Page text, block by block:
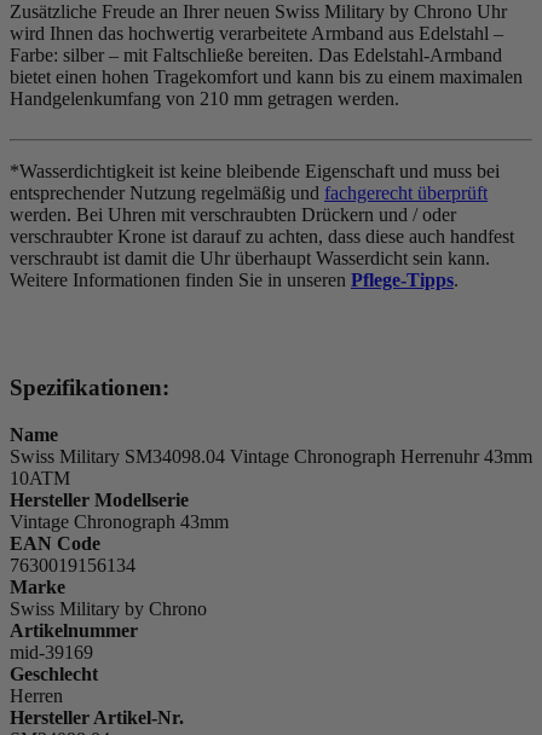
Zusätzliche Freude an Ihrer neuen Swiss Military by Chrono Uhr
wird Ihnen das hochwertig verarbeitete Armband aus Edelstahl –
Farbe: silber – mit Faltschließe bereiten. Das Edelstahl-Armband
bietet einen hohen Tragekomfort und kann bis zu einem maximalen
Handgelenkumfang von 210 mm getragen werden.
*Wasserdichtigkeit ist keine bleibende Eigenschaft und muss bei
entsprechender Nutzung regelmäßig und fachgerecht überprüft
werden. Bei Uhren mit verschraubten Drückern und / oder
verschraubter Krone ist darauf zu achten, dass diese auch handfest
verschraubt ist damit die Uhr überhaupt Wasserdicht sein kann.
Weitere Informationen finden Sie in unseren Pflege-Tipps.
Spezifikationen:
Name
Swiss Military SM34098.04 Vintage Chronograph Herrenuhr 43mm
10ATM
Hersteller Modellserie
Vintage Chronograph 43mm
EAN Code
7630019156134
Marke
Swiss Military by Chrono
Artikelnummer
mid-39169
Geschlecht
Herren
Hersteller Artikel-Nr.